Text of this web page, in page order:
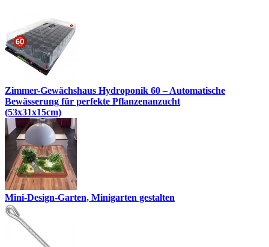
Zimmer-Gewächshaus Hydroponik 60 – Automatische
Bewässerung für perfekte Pflanzenanzucht
(53x31x15cm)
Mini-Design-Garten, Minigarten gestalten